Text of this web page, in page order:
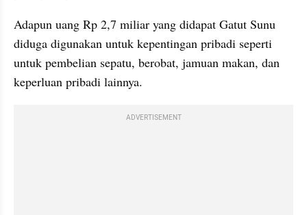
Adapun uang Rp 2,7 miliar yang didapat Gatut Sunu
diduga digunakan untuk kepentingan pribadi seperti
untuk pembelian sepatu, berobat, jamuan makan, dan
keperluan pribadi lainnya.
ADVERTISEMENT